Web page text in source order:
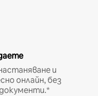
и
онлайн, без